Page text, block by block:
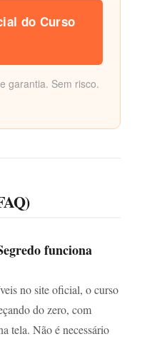
do Curso
garantia. Sem risco.
funciona
no site oficial, o curso
do zero, com
tela. Não é necessário